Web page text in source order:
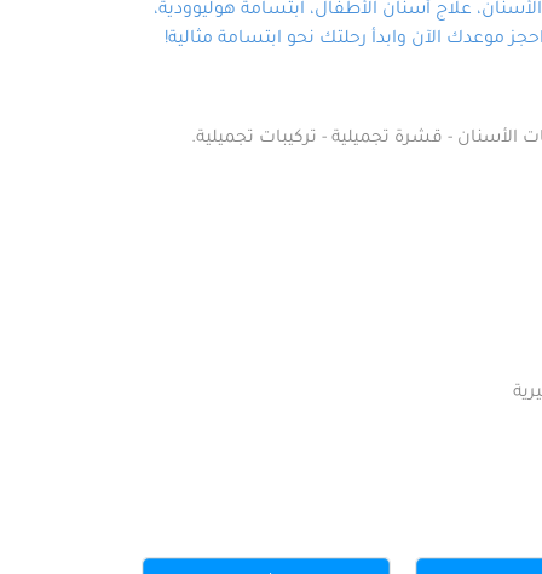
علاج أسنان الأطفال، ابتسامة هوليوودية،
موعدك الآن وابدأ رحلتك نحو ابتسامة مثالية!
الأسنان - قشرة تجميلية - تركيبات تجميلية.